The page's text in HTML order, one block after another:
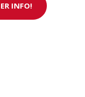
INFO!